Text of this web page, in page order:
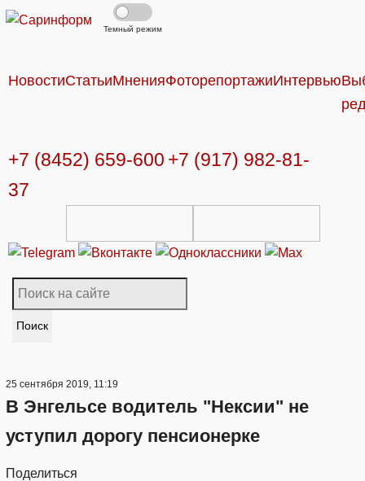
Темный режим
НовостиСтатьиМненияФоторепортажиИнтервью
+7 (8452) 659-600 +7 (917) 982-81-
37
Поиск
25 сентября 2019, 11:19
В Энгельсе водитель "Нексии" не
уступил дорогу пенсионерке
Поделиться